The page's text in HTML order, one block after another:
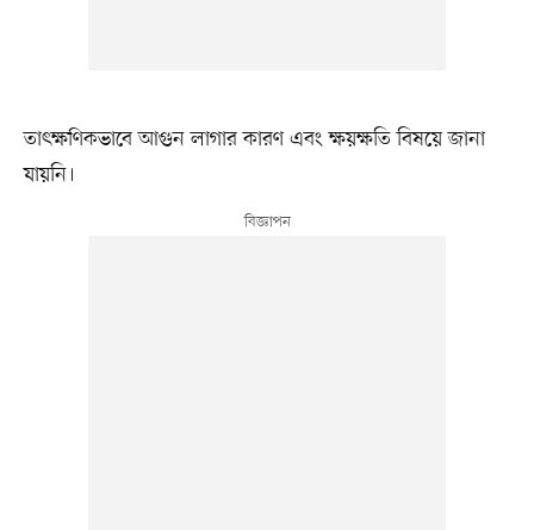
তাৎক্ষণিকভাবে আগুন লাগার কারণ এবং ক্ষয়ক্ষতি বিষয়ে জানা
যায়নি।